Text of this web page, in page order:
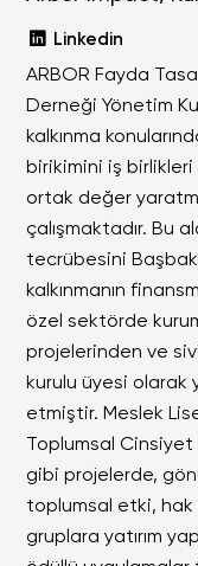
Linkedin
ARBOR Fayda
Derneği Yönetim
kalkınma
birikimini iş
ortak değer
çalışmaktadır. Bu
tecrübesini
kalkınmanın
özel sektörde
projelerinden ve
kurulu üyesi olarak
etmiştir. Meslek
Toplumsal
gibi projelerde,
toplumsal etki, hak
gruplara yatırım